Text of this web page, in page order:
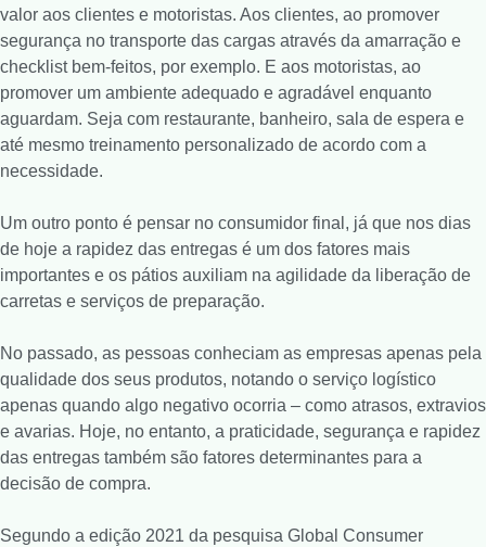
valor aos clientes e motoristas. Aos clientes, ao promover
segurança no transporte das cargas através da amarração e
checklist bem-feitos, por exemplo. E aos motoristas, ao
promover um ambiente adequado e agradável enquanto
aguardam. Seja com restaurante, banheiro, sala de espera e
até mesmo treinamento personalizado de acordo com a
necessidade.
Um outro ponto é pensar no consumidor final, já que nos dias
de hoje a rapidez das entregas é um dos fatores mais
importantes e os pátios auxiliam na agilidade da liberação de
carretas e serviços de preparação.
No passado, as pessoas conheciam as empresas apenas pela
qualidade dos seus produtos, notando o serviço logístico
apenas quando algo negativo ocorria – como atrasos, extravios
e avarias. Hoje, no entanto, a praticidade, segurança e rapidez
das entregas também são fatores determinantes para a
decisão de compra.
Segundo a edição 2021 da pesquisa Global Consumer